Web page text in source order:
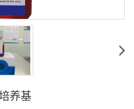
养基